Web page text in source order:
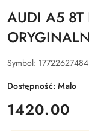
AUDI A5 8T
Symbol: 17722627484
Dostępność:Mało
cena:
1420.00